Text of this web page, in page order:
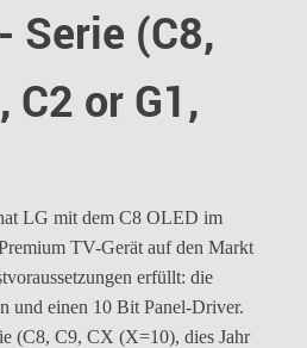
Serie (C8,
C2 or G1,
LG mit dem C8 OLED im
TV-Gerät auf den Markt
erfüllt: die
und einen 10 Bit Panel-Driver.
(C8, C9, CX (X=10), dies Jahr